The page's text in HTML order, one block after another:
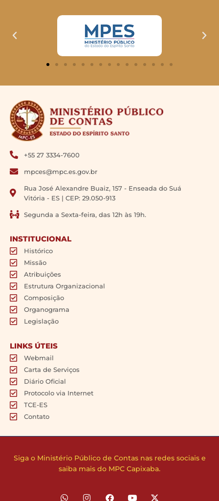
+55 27 3334-7600
mpces@mpc.es.gov.br
Rua José Alexandre Buaiz, 157 - Enseada do Suá
Vitória - ES | CEP: 29.050-913
Segunda a Sexta-feira, das 12h às 19h.
INSTITUCIONAL
Histórico
Missão
Atribuições
Estrutura Organizacional
Composição
Organograma
Legislação
LINKS ÚTEIS
Webmail
Carta de Serviços
Diário Oficial
Protocolo via Internet
TCE-ES
Contato
Siga o Ministério Público de Contas nas redes sociais e
saiba mais do MPC Capixaba.